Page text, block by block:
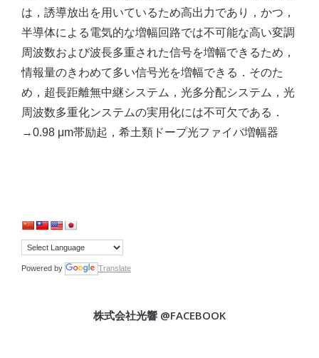
は，誘導放出を用いているため高出力であり，かつ，
半導体による電気的な増幅回路では不可能な高い変調
周波数および波長多重された信号を増幅できるため，
情報量のきわめて多い信号光を増幅できる．そのた
め，超長距離無中継システム，光多分配システム，光
周波数多重化ンステムの実用化には不可欠である．
→0.98 μm帯励起，希土類ドープ光ファイバ増幅器
Powered by Translate
株式会社光響 @FACEBOOK